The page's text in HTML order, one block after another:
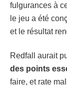
fulgurances à
le jeu a été
et le résultat
Redfall aurait
des points
faire, et rate